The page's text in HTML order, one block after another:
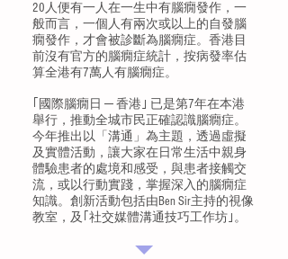
20人便有一人在一生中有腦癇發作，一
般而言，一個人有兩次或以上的自發腦
癇發作，才會被診斷為腦癇症。香港目
前沒有官方的腦癇症統計，按病發率估
算全港有7萬人有腦癇症。
｢國際腦癇日 ─ 香港｣ 已是第7年在本港
舉行，推動全城市民正確認識腦癇症。
今年推出以「溝通」為主題，透過虛擬
及實體活動，讓大家在日常生活中親身
體驗患者的處境和感受，與患者接觸交
流，或以行動實踐，掌握深入的腦癇症
知識。創新活動包括由Ben Sir主持的視像
教室，及｢社交媒體溝通技巧工作坊｣。